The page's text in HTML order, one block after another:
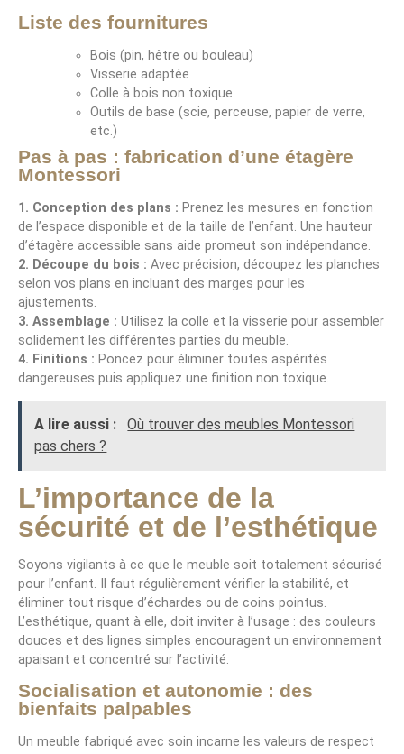
Liste des fournitures
Bois (pin, hêtre ou bouleau)
Visserie adaptée
Colle à bois non toxique
Outils de base (scie, perceuse, papier de verre,
etc.)
Pas à pas : fabrication d’une étagère
Montessori
1. Conception des plans : Prenez les mesures en fonction
de l’espace disponible et de la taille de l’enfant. Une hauteur
d’étagère accessible sans aide promeut son indépendance.
2. Découpe du bois : Avec précision, découpez les planches
selon vos plans en incluant des marges pour les
ajustements.
3. Assemblage : Utilisez la colle et la visserie pour assembler
solidement les différentes parties du meuble.
4. Finitions : Poncez pour éliminer toutes aspérités
dangereuses puis appliquez une finition non toxique.
A lire aussi :
Où trouver des meubles Montessori
pas chers ?
L’importance de la
sécurité et de l’esthétique
Soyons vigilants à ce que le meuble soit totalement sécurisé
pour l’enfant. Il faut régulièrement vérifier la stabilité, et
éliminer tout risque d’échardes ou de coins pointus.
L’esthétique, quant à elle, doit inviter à l’usage : des couleurs
douces et des lignes simples encouragent un environnement
apaisant et concentré sur l’activité.
Socialisation et autonomie : des
bienfaits palpables
Un meuble fabriqué avec soin incarne les valeurs de respect